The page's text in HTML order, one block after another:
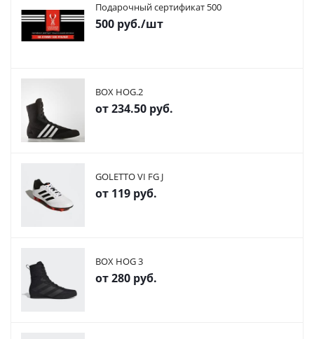
Подарочный сертификат 500
500 руб./шт
BOX HOG.2
от234.50 руб.
GOLETTO VI FG J
от 119 руб.
BOX HOG 3
от280 руб.